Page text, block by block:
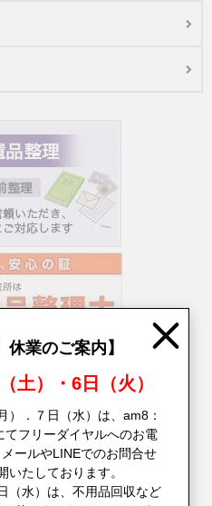
休業のご案内】
土）・6日（火）
）．７日（水）は、am8：
フリーダイヤルへのお電
ールやLINEでのお問合せ
いたしております。
（水）は、不用品回収など
Close